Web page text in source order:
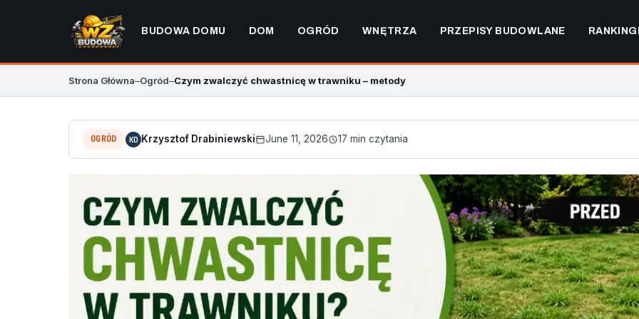
BUDOWA DOMU DOM OGRÓD WNĘTRZA PRZEPISY BUDOWLANE
Strona Główna–Ogród–Czym zwalczyć chwastnicę w trawniku – metody
OGRÓD KD Krzysztof Drabiniewski June 11, 2026 17 min czytania